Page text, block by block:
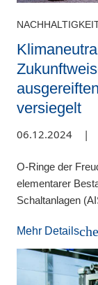
versiegelt
06.12.2024 |
O-Ringe der
elementarer
Schaltanlagen
Mehr Details